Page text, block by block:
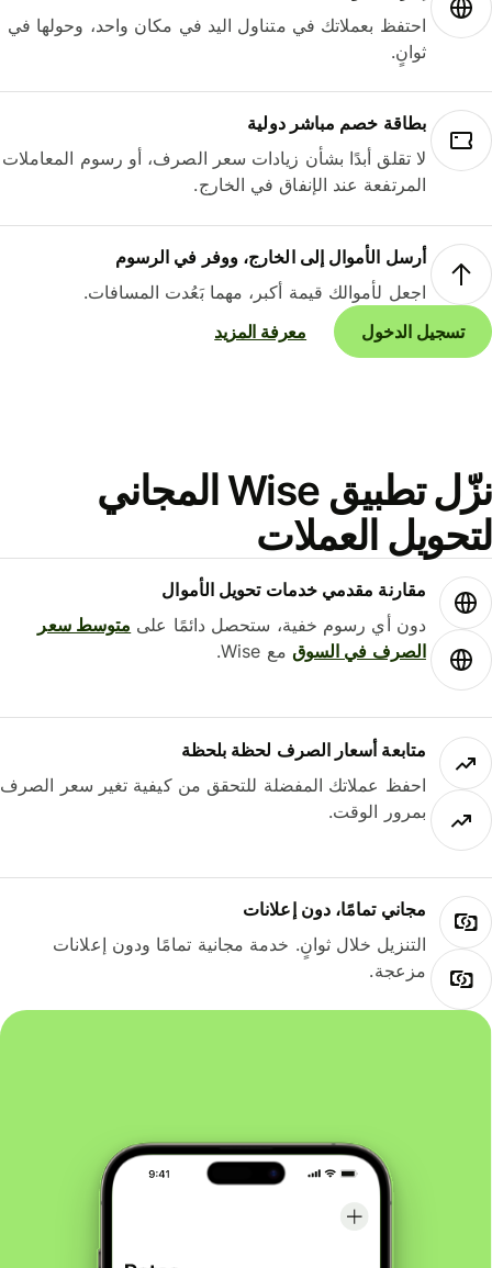
احتفظ بعملاتك في متناول اليد في مكان واحد، وحولها في
ثوانٍ.
بطاقة خصم مباشر دولية
لا تقلق أبدًا بشأن زيادات سعر الصرف، أو رسوم المعاملات
المرتفعة عند الإنفاق في الخارج.
أرسل الأموال إلى الخارج، ووفر في الرسوم
اجعل لأموالك قيمة أكبر، مهما بَعُدت المسافات.
تسجيل الدخول
معرفة المزيد
نزّل تطبيق Wise المجاني
العملات
مقارنة مقدمي خدمات تحويل الأموال
دون أي رسوم خفية، ستحصل دائمًا علىمتوسط ​​سعر
الصرف في السوقمع Wise.
متابعة أسعار الصرف لحظة بلحظة
احفظ عملاتك المفضلة للتحقق من كيفية تغير سعر الصرف
بمرور الوقت.
مجاني تمامًا، دون إعلانات
التنزيل خلال ثوانٍ. خدمة مجانية تمامًا ودون إعلانات
مزعجة.